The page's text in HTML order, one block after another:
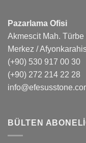
Pazarlama Ofisi
Akmescit Mah.
Merkez /
(+90) 530 917 00 30
(+90) 272 214 22 28
BÜLTEN